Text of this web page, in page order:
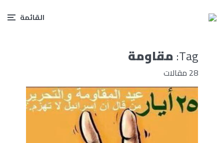
القائمة
Tag: مقاومة
28 مقالات